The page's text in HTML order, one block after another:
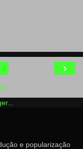
›
e popularização